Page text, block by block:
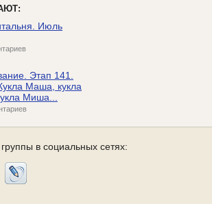
Июль
Этап 141.
Маша, кукла
Миша...
в социальных сетях: